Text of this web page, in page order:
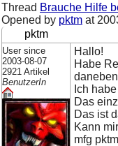
Thread Brauche Hilfe
Opened by pktm at
pktm
User since
2003-08-07
2921 Artikel
BenutzerIn
Hallo!
Habe
Ich
Das
Das ist
Kann
mfg pktm